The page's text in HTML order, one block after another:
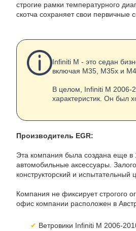
строгие рамки температурного
скотча сохраняет свои первичные
Infiniti M - это седан
включая M35, M35x и
В целом, Infiniti M 2006-
характеристик. Он был
Производитель EGR:
Эта компания была создана еще в
автомобильные аксессуары.
конструкторский и
Компания не фиксирует строгого
офис компании расположен в
Ветровики Infiniti M 2006-